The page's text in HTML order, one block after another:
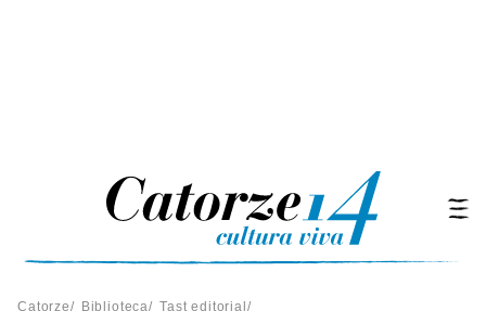
Catorze/ Biblioteca/ Tast editorial /